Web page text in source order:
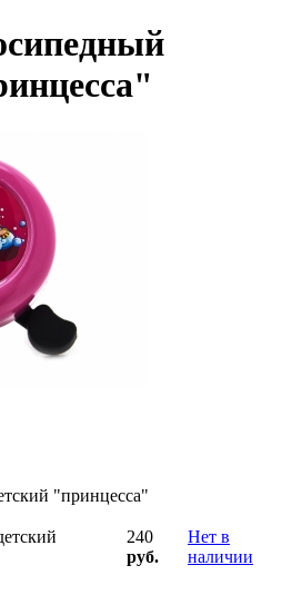
"принцесса"
240
руб.
Нет в
наличии